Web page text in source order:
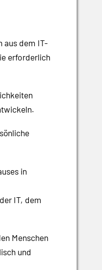
aus dem IT-
erforderlich
in
IT, dem
Menschen
und